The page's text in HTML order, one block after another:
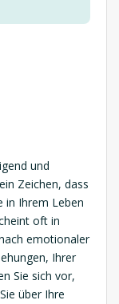
und
Zeichen, dass
in Ihrem Leben
oft in
emotionaler
Ihrer
Sie sich vor,
über Ihre